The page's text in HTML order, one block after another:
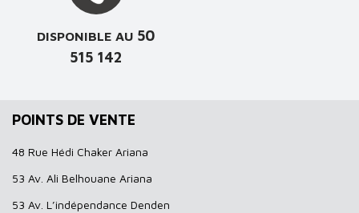
DISPONIBLE AU 50
515 142
POINTS DE VENTE
48 Rue Hédi Chaker Ariana
53 Av. Ali Belhouane Ariana
53 Av. L’indépendance Denden